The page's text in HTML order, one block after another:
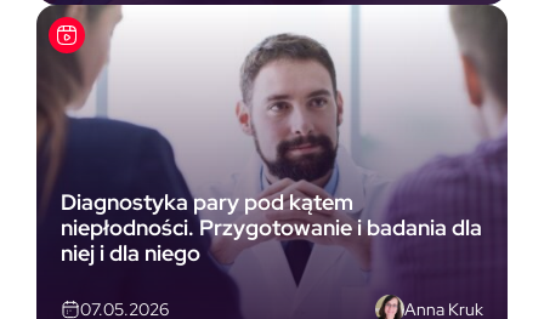
Diagnostyka pary pod kątem
niepłodności. Przygotowanie i badania dla
niej i dla niego
07.05.2026 Anna Kruk